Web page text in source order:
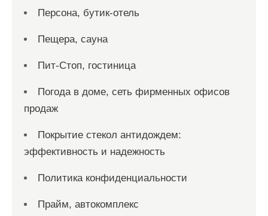
Персона, бутик-отель
Пещера, сауна
Пит-Стоп, гостиница
Погода в доме, сеть фирменных офисов
продаж
Покрытие стекол антидождем:
эффективность и надежность
Политика конфиденциальности
Прайм, автокомплекс